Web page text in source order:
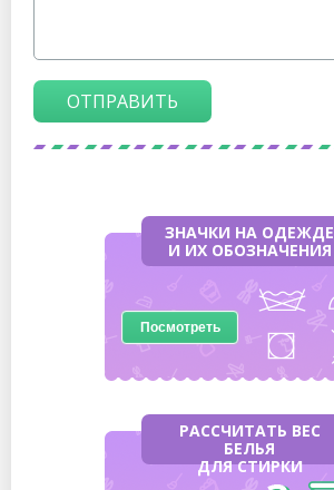
ОТПРАВИТЬ
ЗНАЧКИ НА ОДЕЖДЕ
И ИХ ОБОЗНАЧЕНИЯ
Посмотреть
РАССЧИТАТЬ ВЕС
БЕЛЬЯ
ДЛЯ СТИРКИ